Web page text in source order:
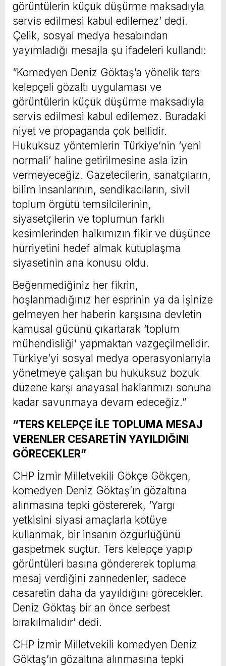
görüntülerin küçük düşürme maksadıyla
servis edilmesi kabul edilemez’ dedi.
Çelik, sosyal medya hesabından
yayımladığı mesajla şu ifadeleri kullandı:
“Komedyen Deniz Göktaş’a yönelik ters
kelepçeli gözaltı uygulaması ve
görüntülerin küçük düşürme maksadıyla
servis edilmesi kabul edilemez. Buradaki
niyet ve propaganda çok bellidir.
Hukuksuz yöntemlerin Türkiye’nin ‘yeni
normali’ haline getirilmesine asla izin
vermeyeceğiz. Gazetecilerin, sanatçıların,
bilim insanlarının, sendikacıların, sivil
toplum örgütü temsilcilerinin,
siyasetçilerin ve toplumun farklı
kesimlerinden halkımızın fikir ve düşünce
hürriyetini hedef almak kutuplaşma
siyasetinin ana konusu oldu.
Beğenmediğiniz her fikrin,
hoşlanmadığınız her esprinin ya da işinize
gelmeyen her haberin karşısına devletin
kamusal gücünü çıkartarak ‘toplum
mühendisliği’ yapmaktan vazgeçilmelidir.
Türkiye’yi sosyal medya operasyonlarıyla
yönetmeye çalışan bu hukuksuz bozuk
düzene karşı anayasal haklarımızı sonuna
kadar savunmaya devam edeceğiz.”
“TERS KELEPÇE İLE TOPLUMA MESAJ
VERENLER CESARETİN YAYILDIĞINI
GÖRECEKLER”
CHP İzmir Milletvekili Gökçe Gökçen,
komedyen Deniz Göktaş’ın gözaltına
alınmasına tepki göstererek, ‘Yargı
yetkisini siyasi amaçlarla kötüye
kullanmak, bir insanın özgürlüğünü
gaspetmek suçtur. Ters kelepçe yapıp
görüntüleri basına göndererek topluma
mesaj verdiğini zannedenler, sadece
cesaretin daha da yayıldığını görecekler.
Deniz Göktaş bir an önce serbest
bırakılmalıdır’ dedi.
CHP İzmir Milletvekili komedyen Deniz
Göktaş’ın gözaltına alınmasına tepki